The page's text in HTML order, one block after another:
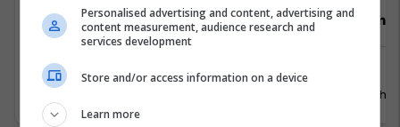
Video Editor (3 pozita)
Prishtinë
Punëtor në
20 Gusht
Personalised advertising and content, advertising and
content measurement, audience research and
services development
Store and/or access information on a device
Learn more